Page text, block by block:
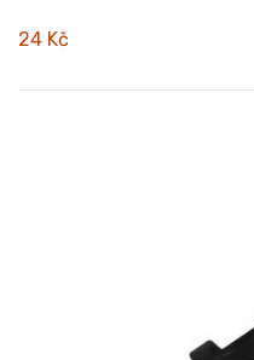
24 Kč